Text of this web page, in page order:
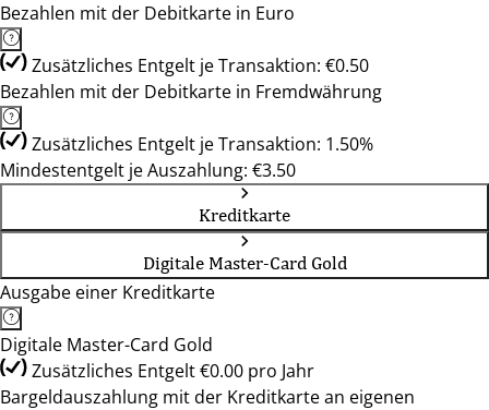
Bezahlen mit der Debitkarte in Euro
Zusätzliches Entgelt je Transaktion: €0.50
Bezahlen mit der Debitkarte in Fremdwährung
Zusätzliches Entgelt je Transaktion: 1.50%
Mindestentgelt je Auszahlung: €3.50
Kreditkarte
Digitale Master-Card Gold
Ausgabe einer Kreditkarte
Digitale Master-Card Gold
Zusätzliches Entgelt €0.00 pro Jahr
Bargeldauszahlung mit der Kreditkarte an eigenen